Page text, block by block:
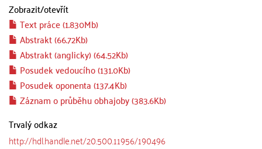
Zobrazit/otevřít
Text práce (1.830Mb)
Abstrakt (66.72Kb)
Abstrakt (anglicky) (64.52Kb)
Posudek vedoucího (131.0Kb)
Posudek oponenta (137.4Kb)
Záznam o průběhu obhajoby (383.6Kb)
Trvalý odkaz
http://hdl.handle.net/20.500.11956/190496